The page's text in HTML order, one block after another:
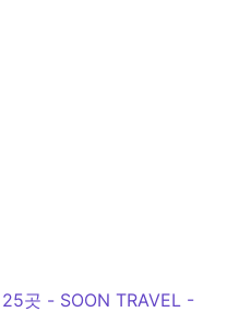
곳 - SOON TRAVEL -